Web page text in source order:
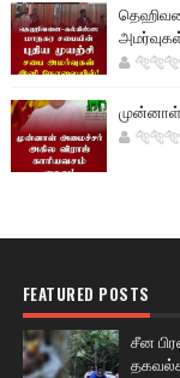
முன்னாள்
FEATURED POSTS
சீன